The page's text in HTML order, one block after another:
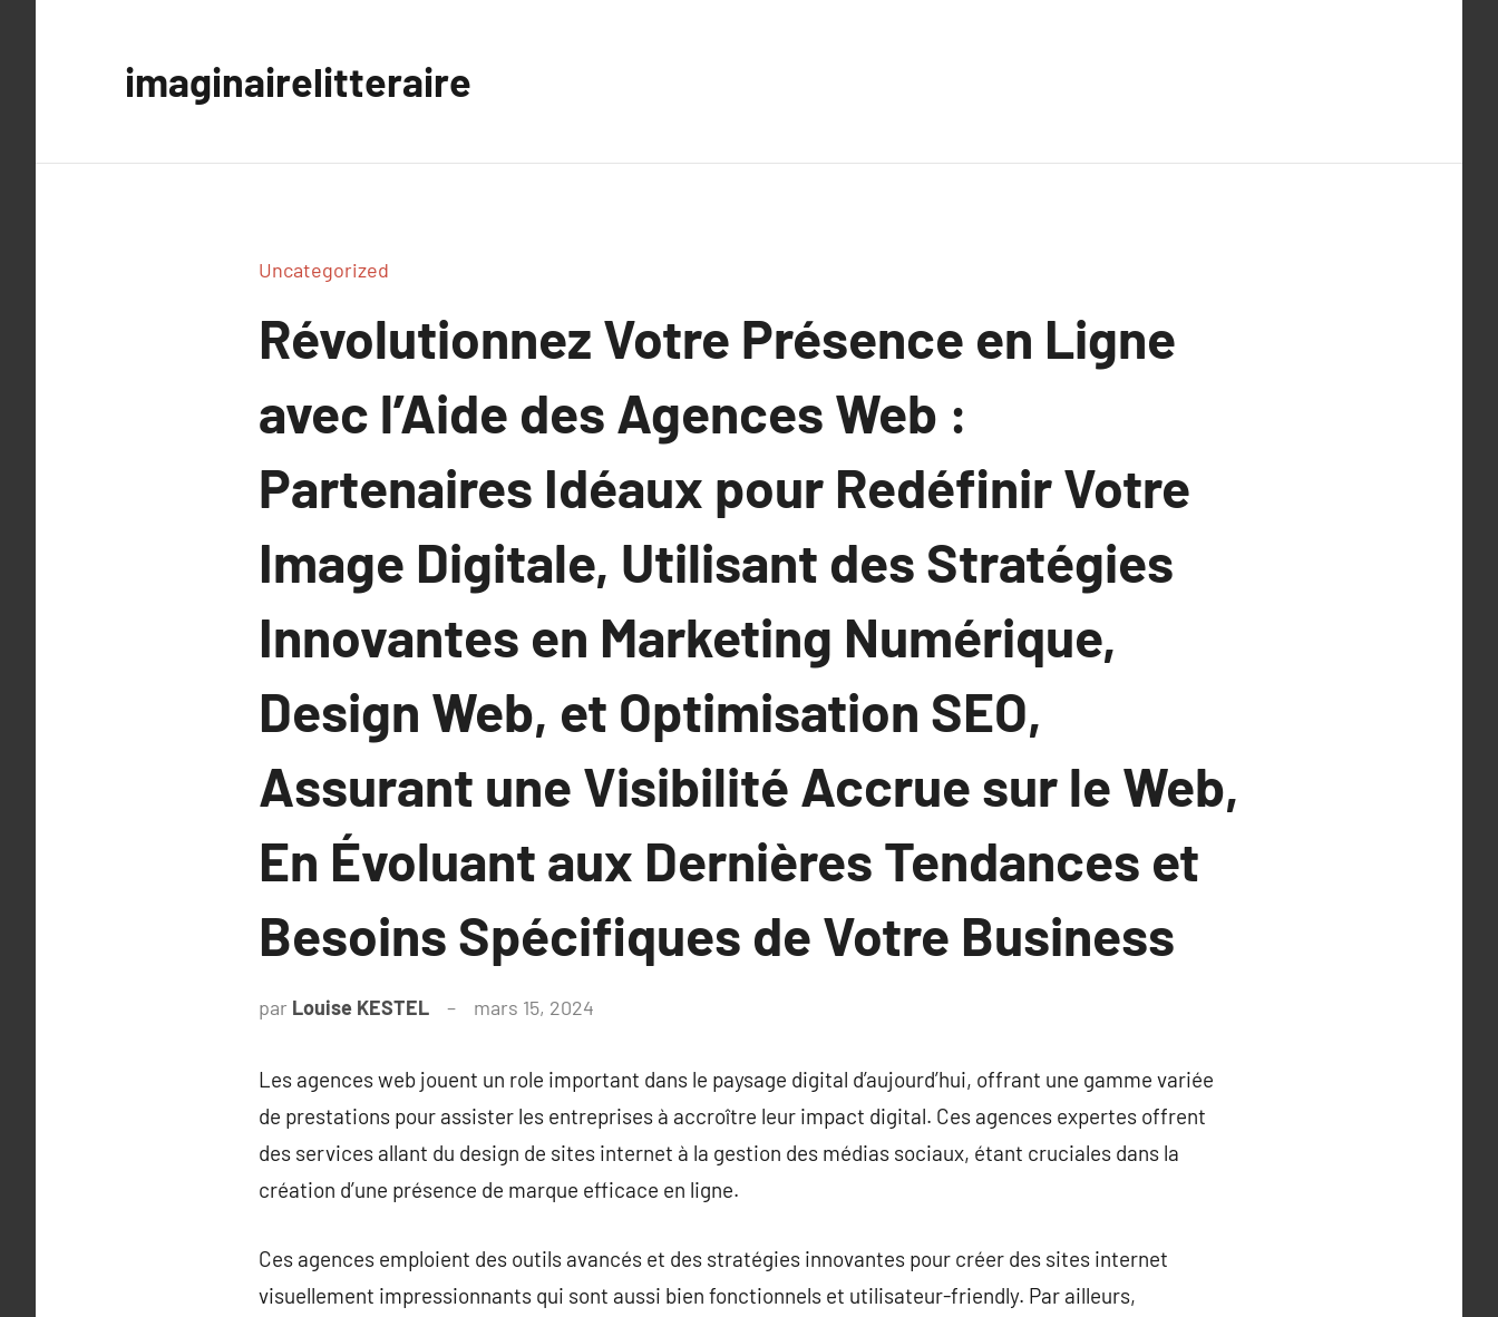
imaginairelitteraire
Uncategorized
Révolutionnez Votre Présence en Ligne
avec l’Aide des Agences Web :
Partenaires Idéaux pour Redéfinir Votre
Image Digitale, Utilisant des Stratégies
Innovantes en Marketing Numérique,
Design Web, et Optimisation SEO,
Assurant une Visibilité Accrue sur le Web,
En Évoluant aux Dernières Tendances et
Besoins Spécifiques de Votre Business
par Louise KESTEL mars 15, 2024
Les agences web jouent un role important dans le paysage digital d’aujourd’hui, offrant une gamme variée
de prestations pour assister les entreprises à accroître leur impact digital. Ces agences expertes offrent
des services allant du design de sites internet à la gestion des médias sociaux, étant cruciales dans la
création d’une présence de marque efficace en ligne.
Ces agences emploient des outils avancés et des stratégies innovantes pour créer des sites internet
visuellement impressionnants qui sont aussi bien fonctionnels et utilisateur-friendly. Par ailleurs,